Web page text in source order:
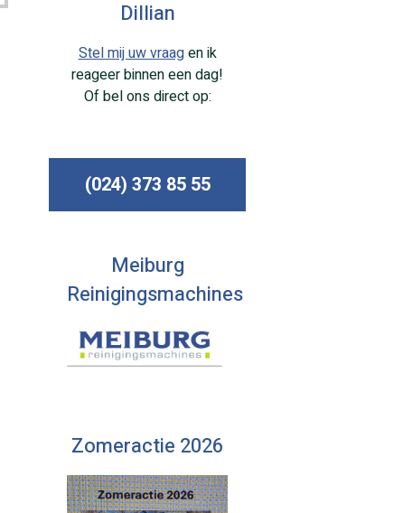
Dillian
Stel mij uw vraagen ik
reageer binnen een dag!
Of bel ons direct op:
(024) 373 85 55
Meiburg
Reinigingsmachines
Zomeractie 2026